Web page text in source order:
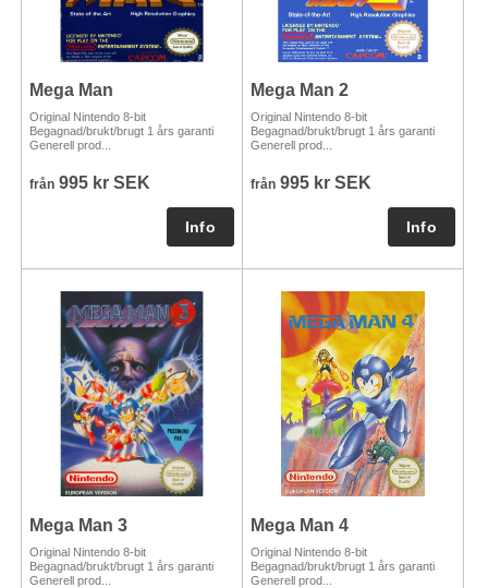
Mega Man
Original Nintendo 8-bit
Begagnad/brukt/brugt 1 års garanti
Generell prod...
från 995 kr SEK
Mega Man 2
Original Nintendo 8-bit
Begagnad/brukt/brugt 1 års garanti
Generell prod...
från 995 kr SEK
Mega Man 3
Original Nintendo 8-bit
Begagnad/brukt/brugt 1 års garanti
Generell prod...
Mega Man 4
Original Nintendo 8-bit
Begagnad/brukt/brugt 1 års garanti
Generell prod...